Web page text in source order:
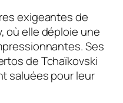
exigeantes de
où elle déploie une
Ses
de Tchaïkovski
saluées pour leur